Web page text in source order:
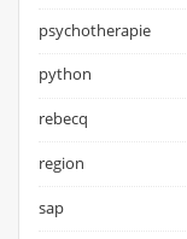
psychotherapie
python
rebecq
region
sap